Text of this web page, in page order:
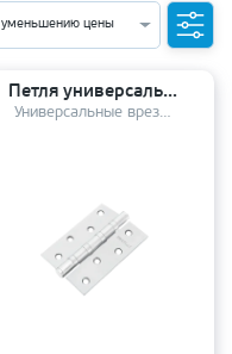
уменьшению цены
Петля универсальная MORELLI MS 100*70*2,5 4BB W
Универсальные врезные петли